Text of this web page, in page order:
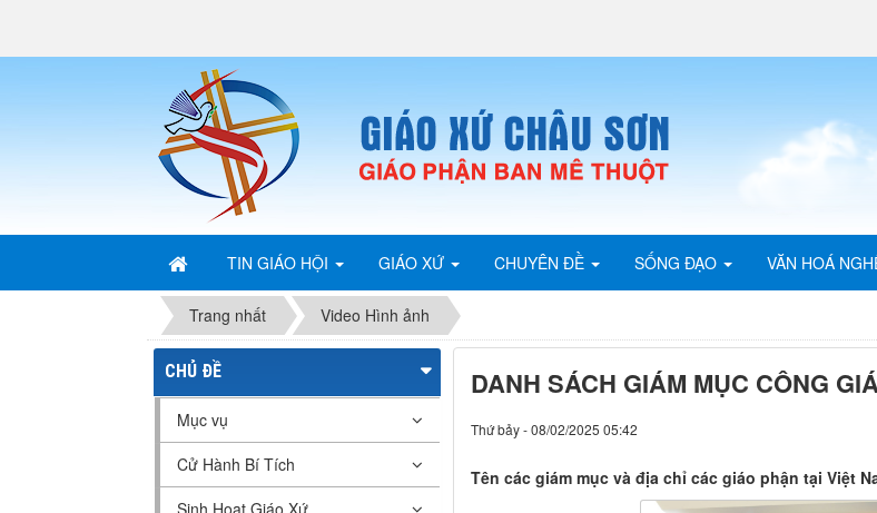
TIN GIÁO HỘI GIÁO XỨ CHUYÊN ĐỀ SỐNG ĐẠO VĂN HOÁ
Trang nhất Video Hình ảnh
DANH SÁCH GIÁM MỤC CÔNG
Thứ bảy - 08/02/2025 05:42
Tên các giám mục và địa chỉ các giáo phận tại Việt
CHỦ ĐỀ
Mục vụ
Cử Hành Bí Tích